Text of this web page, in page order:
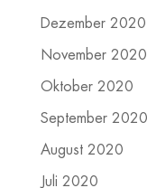
Dezember 2020
November 2020
Oktober 2020
September 2020
August 2020
Juli 2020